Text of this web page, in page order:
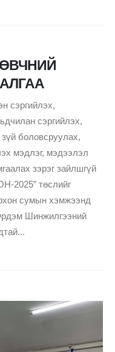
сэргийлэх,
сэргийлэх,
боловсруулах,
мэдлэг, мэдээлэл
зэрэг зайлшгүй
2025” төслийг
сумын хэмжээнд
Шинжилгээний